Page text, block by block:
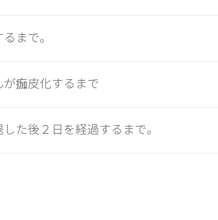
まで。
痂皮化するまで
た後２日を経過するまで。